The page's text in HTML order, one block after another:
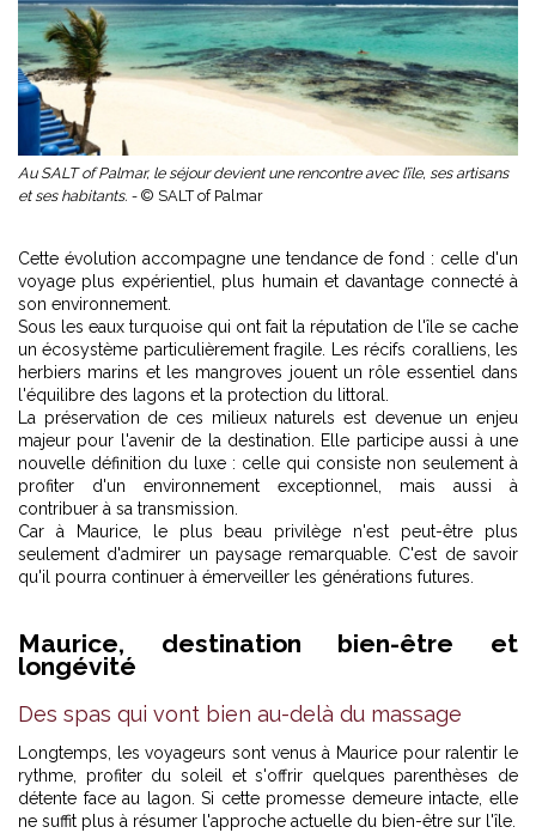
Au SALT of Palmar, le séjour devient une rencontre avec l’île, ses artisans
et ses habitants. - © SALT of Palmar
Cette évolution accompagne une tendance de fond : celle d'un
voyage plus expérientiel, plus humain et davantage connecté à
son environnement.
Sous les eaux turquoise qui ont fait la réputation de l'île se cache
un écosystème particulièrement fragile. Les récifs coralliens, les
herbiers marins et les mangroves jouent un rôle essentiel dans
l'équilibre des lagons et la protection du littoral.
La préservation de ces milieux naturels est devenue un enjeu
majeur pour l'avenir de la destination. Elle participe aussi à une
nouvelle définition du luxe : celle qui consiste non seulement à
profiter d'un environnement exceptionnel, mais aussi à
contribuer à sa transmission.
Car à Maurice, le plus beau privilège n'est peut-être plus
seulement d'admirer un paysage remarquable. C'est de savoir
qu'il pourra continuer à émerveiller les générations futures.
Maurice, destination bien-être et
longévité
Des spas qui vont bien au-delà du massage
Longtemps, les voyageurs sont venus à Maurice pour ralentir le
rythme, profiter du soleil et s'offrir quelques parenthèses de
détente face au lagon. Si cette promesse demeure intacte, elle
ne suffit plus à résumer l'approche actuelle du bien-être sur l'île.